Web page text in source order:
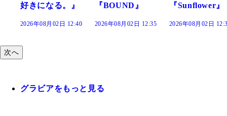
。』
日 12:40
『BOUND』
2026年08月02日 12:35
『Sunflower』
2026年08月02日 12:30
だまり』
2026年08月
次へ
グラビアをもっと見る